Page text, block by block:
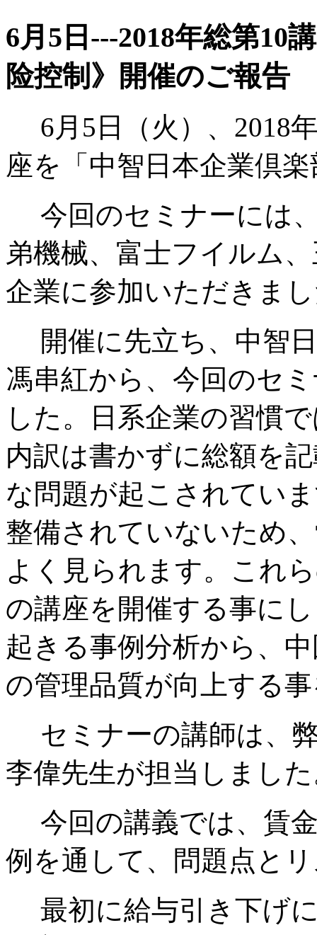
6月5日---2018年総第10
险控制》開催のご報告
6月5日（火）、2018
座を「中智日本企業倶
今回のセミナーには
弟機械、富士フイルム
企業に参加いただきま
開催に先立ち、中智
馮串紅から、今回のセ
した。日系企業の習慣
内訳は書かずに総額を
な問題が起こされてい
整備されていないため
よく見られます。これ
の講座を開催する事に
起きる事例分析から、
の管理品質が向上する
セミナーの講師は、
李偉先生が担当しまし
今回の講義では、賃
例を通して、問題点と
最初に給与引き下げ